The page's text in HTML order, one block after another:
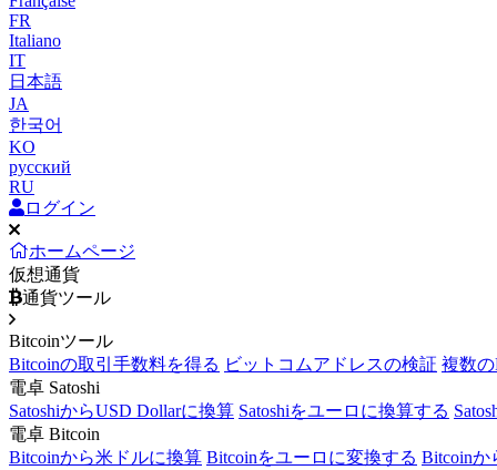
FR
Italiano
IT
日本語
JA
한국어
KO
русский
RU
ログイン
ホームページ
仮想通貨
通貨ツール
Bitcoinツール
Bitcoinの取引手数料を得る ビットコムアドレスの検証 複数
電卓 Satoshi
SatoshiからUSD Dollarに換算 Satoshiをユーロに換算する
電卓 Bitcoin
Bitcoinから米ドルに換算 Bitcoinをユーロに変換する Bitcoinか